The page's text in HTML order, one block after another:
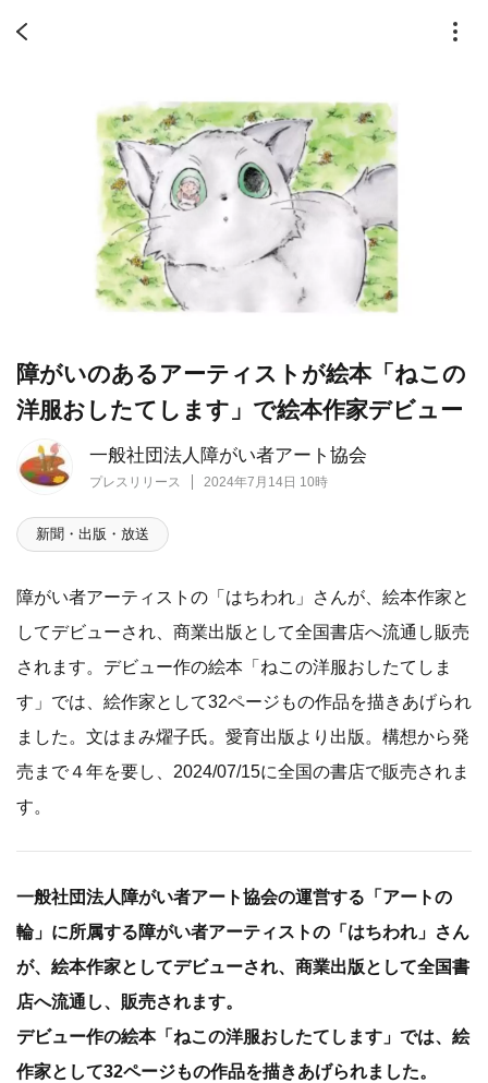
一般社団法人障がい者アート協会
プレスリリース 2024年7月14日 10時
障がいのあるアーティストが絵本「ねこの
洋服おしたてします」で絵本作家デビュー
新聞・出版・放送
障がい者アーティストの「はちわれ」さんが、絵本作家と
してデビューされ、商業出版として全国書店へ流通し販売
されます。デビュー作の絵本「ねこの洋服おしたてしま
す」では、絵作家として32ページもの作品を描きあげられ
ました。文はまみ燿子氏。愛育出版より出版。構想から発
売まで４年を要し、2024/07/15に全国の書店で販売されま
す。
一般社団法人障がい者アート協会の運営する「アートの
輪」に所属する障がい者アーティストの「はちわれ」さん
が、絵本作家としてデビューされ、商業出版として全国書
店へ流通し、販売されます。
デビュー作の絵本「ねこの洋服おしたてします」では、絵
作家として32ページもの作品を描きあげられました。